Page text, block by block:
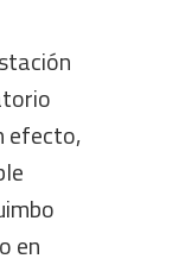
efecto,
en